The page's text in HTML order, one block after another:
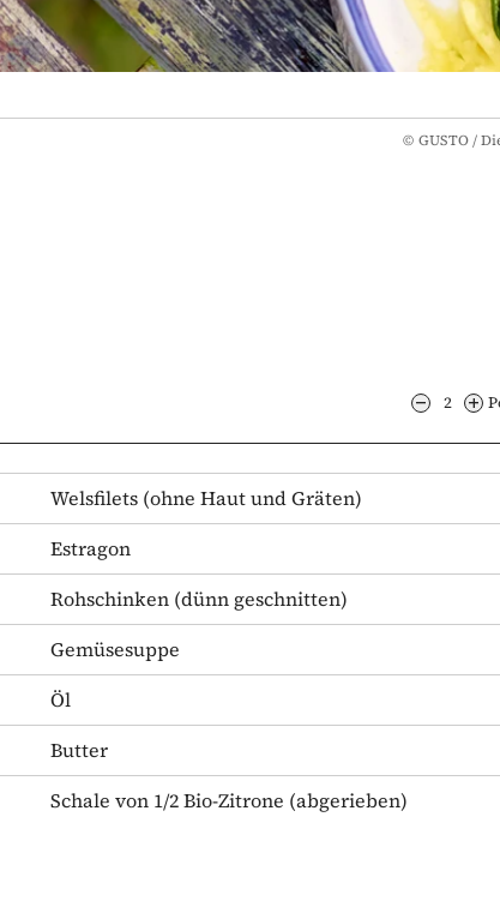
© GUSTO /
2
Welsfilets (ohne Haut und Gräten)
Estragon
Rohschinken (dünn geschnitten)
Gemüsesuppe
Öl
Butter
Schale von 1/2 Bio-Zitrone (abgerieben)